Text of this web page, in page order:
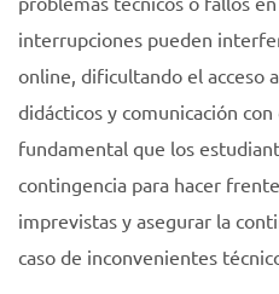
interrupciones pueden
online, dificultando el acceso
didácticos y comunicación
fundamental que los
contingencia para hacer
imprevistas y asegurar la
caso de inconvenientes